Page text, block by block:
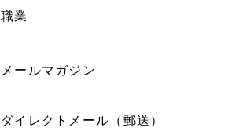
職業
メールマガジン
ダイレクトメール（郵送）